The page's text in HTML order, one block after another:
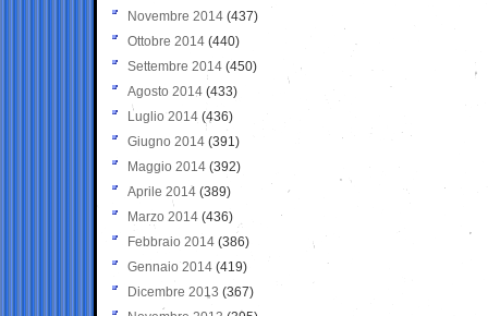
Novembre 2014 (437)
Ottobre 2014 (440)
Settembre 2014 (450)
Agosto 2014 (433)
Luglio 2014 (436)
Giugno 2014 (391)
Maggio 2014 (392)
Aprile 2014 (389)
Marzo 2014 (436)
Febbraio 2014 (386)
Gennaio 2014 (419)
Dicembre 2013 (367)